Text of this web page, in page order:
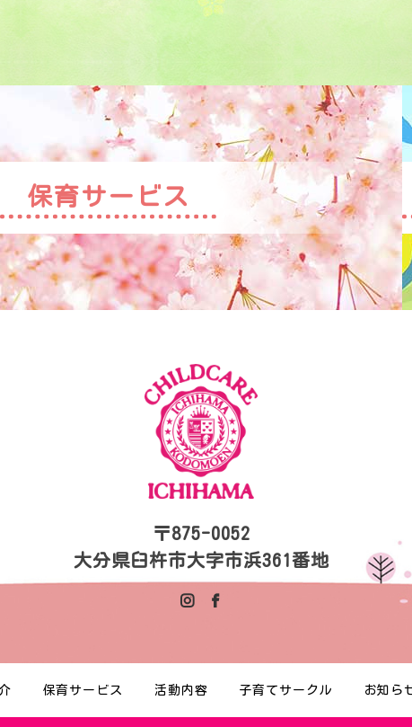
保育サービス
〒875-0052
大分県臼杵市大字市浜361番地
保育サービス 活動内容 子育てサークル お知ら